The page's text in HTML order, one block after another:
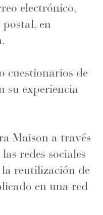
electrónico,
postal, en
cuestionarios de
su experiencia
Maison a través
redes sociales
reutilización de
en una red